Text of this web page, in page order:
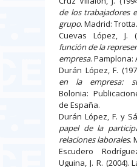
de los trabajadores
grupo. Madrid: Trotta.
Cuevas López, J.
función de la
empresa. Pamplona:
Durán López, F.
en la empresa:
Bolonia:
de España.
Durán López, F. y
papel de la
relaciones laborales.
Escudero
Uguina, J. R.